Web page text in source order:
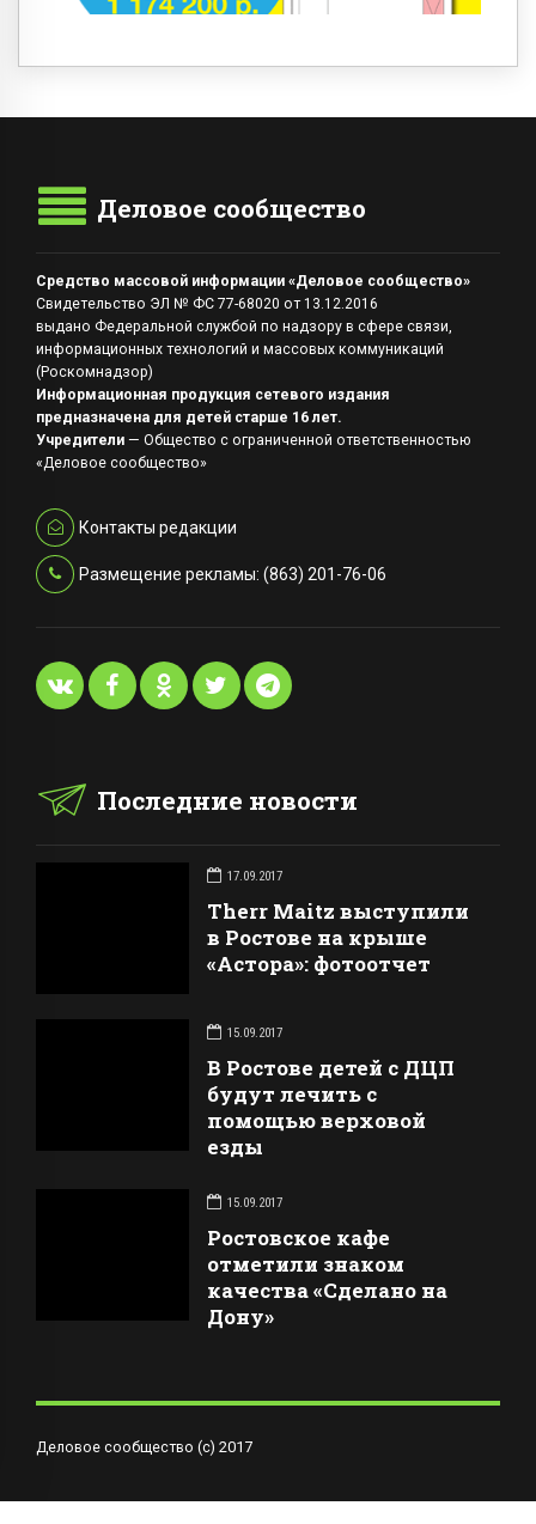
Деловое сообщество
Средство массовой информации «Деловое сообщество»
Свидетельство ЭЛ № ФС 77-68020 от 13.12.2016
выдано Федеральной службой по надзору в сфере связи,
информационных технологий и массовых коммуникаций
(Роскомнадзор)
Информационная продукция сетевого издания
предназначена для детей старше 16 лет.
Учредители — Общество с ограниченной ответственностью
«Деловое сообщество»
Контакты редакции
Размещение рекламы: (863) 201-76-06
Последние новости
17.09.2017
Therr Maitz выступили
в Ростове на крыше
«Астора»: фотоотчет
15.09.2017
В Ростове детей с ДЦП
будут лечить с
помощью верховой
езды
15.09.2017
Ростовское кафе
отметили знаком
качества «Сделано на
Дону»
Деловое сообщество (с) 2017